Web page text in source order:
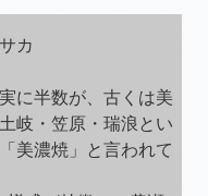
カ
に半数が、古くは美
岐・笠原・瑞浪とい
美濃焼」と言われて